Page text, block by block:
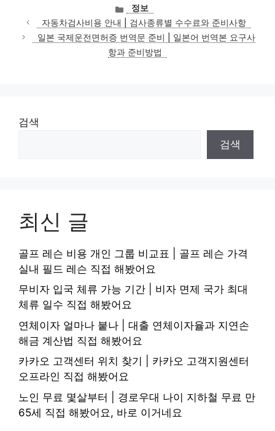
카
테
고
리
정보
자동차검사비용 안내 | 검사종류별 수수료와 준비사항
일본 국제운전면허증 번역문 준비 | 일본어 번역본 요구사
항과 준비방법
검색
검색
최신 글
골프 레슨 비용 개인 그룹 비교표 | 골프 레슨 가격
실내 필드 레슨 직접 해봤어요
무비자 입국 체류 가능 기간 | 비자 면제 국가 최대
체류 일수 직접 해봤어요
연체이자 얼마나 붙나 | 대출 연체이자율과 지연손
해금 계산법 직접 해봤어요
카카오 고객센터 위치 찾기 | 카카오 고객지원센터
오프라인 직접 해봤어요
노인 무료 몇살부터 | 경로우대 나이 지하철 무료 만
65세 직접 해봤어요, 바로 이거네요